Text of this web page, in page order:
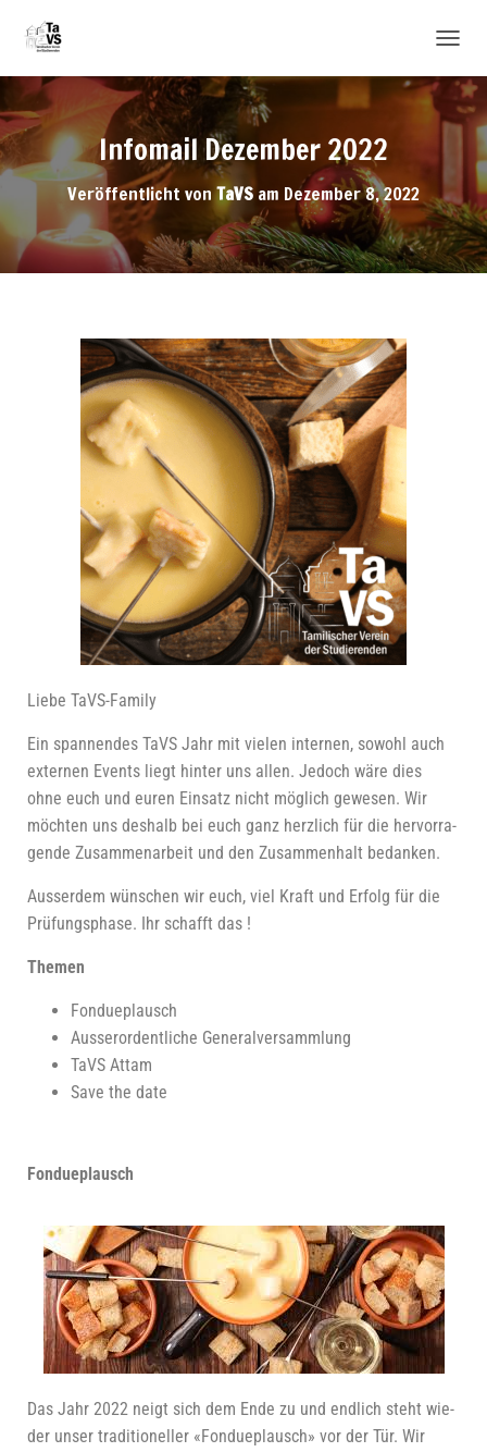
A
I
O
N
U
Infomail Dezember 2022
Veröffentlicht von TaVSam Dezember 8, 2022
Lie­be TaVS-Family
Ein span­nen­des TaVS Jahr mit vie­len inter­nen, sowohl auch
exter­nen Events liegt hin­ter uns allen. Jedoch wäre dies
ohne euch und euren Ein­satz nicht mög­lich gewe­sen. Wir
möch­ten uns des­halb bei euch ganz herz­lich für die her­vor­ra­
gen­de Zusam­men­ar­beit und den Zusam­men­halt bedanken.
Aus­ser­dem wün­schen wir euch, viel Kraft und Erfolg für die
Prü­fungs­pha­se. Ihr schafft das !
The­men
Fon­due­plausch
Aus­ser­or­dent­li­che Generalversammlung
TaVS Attam
Save the date
Fon­due­plausch
Das Jahr 2022 neigt sich dem Ende zu und end­lich steht wie­
der unser tra­di­tio­nel­ler «Fon­due­plausch» vor der Tür. Wir